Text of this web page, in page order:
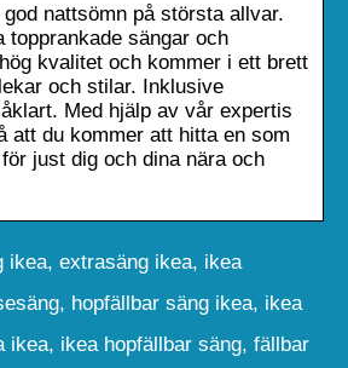
nattsömn på största allvar.
topprankade sängar och
kvalitet och kommer i ett brett
och stilar. Inklusive
Med hjälp av vår expertis
att du kommer att hitta en som
just dig och dina nära och
ikea, extrasäng ikea, ikea
hopfällbar säng ikea, ikea
ikea, ikea hopfällbar säng, fällbar